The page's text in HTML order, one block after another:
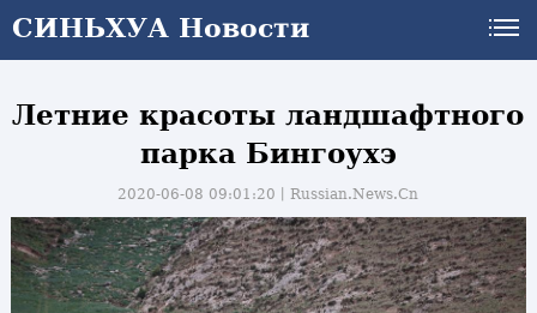
СИНЬХУА Новости
Летние красоты ландшафтного
парка Бингоухэ
2020-06-08 09:01:20丨Russian.News.Cn